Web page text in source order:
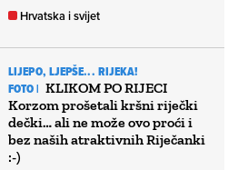
Hrvatska i svijet
LIJEPO, LJEPŠE... RIJEKA!
FOTO | KLIKOM PO RIJECI
Korzom prošetali kršni riječki
dečki… ali ne može ovo proći i
bez naših atraktivnih Riječanki
:-)